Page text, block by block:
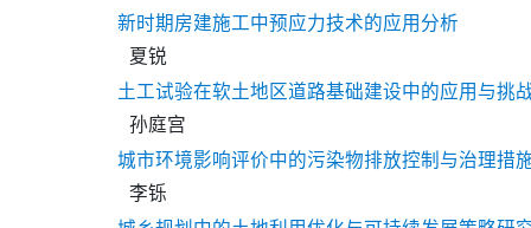
新时期房建施工中预应力技术的应用分析
夏锐
土工试验在软土地区道路基础建设中的应用与挑
孙庭宫
城市环境影响评价中的污染物排放控制与治理措
李铄